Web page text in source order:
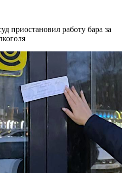
приостановил работу бара за